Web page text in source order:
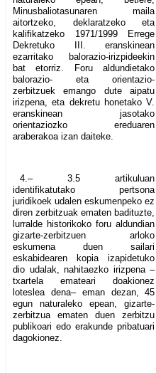
Minusbaliotasunaren maila
aitortzeko, deklaratzeko eta
kalifikatzeko 1971/1999 Errege
Dekretuko III. eranskinean
ezarritako balorazio-irizpideekin
bat etorriz. Foru aldundietako
balorazio- eta orientazio-
zerbitzuek emango dute aipatu
irizpena, eta dekretu honetako V.
eranskinean jasotako
orientaziozko ereduaren
araberakoa izan daiteke.
4.– 3.5 artikuluan
identifikatutako pertsona
juridikoek udalen eskumenpeko ez
diren zerbitzuak ematen badituzte,
lurralde historikoko foru aldundian
gizarte-zerbitzuen arloko
eskumena duen sailari
eskabidearen kopia izapidetuko
dio udalak, nahitaezko irizpena –
txartela emateari doakionez
loteslea dena– eman dezan, 45
egun naturaleko epean, gizarte-
zerbitzua ematen duen zerbitzu
publikoari edo erakunde pribatuari
dagokionez.